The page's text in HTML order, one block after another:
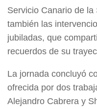
Servicio Canario de
también las
jubiladas, que
recuerdos de su
La jornada concluyó
ofrecida por dos
Alejandro Cabrera y